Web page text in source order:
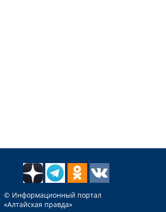
© Информационный портал
«Алтайская правда»